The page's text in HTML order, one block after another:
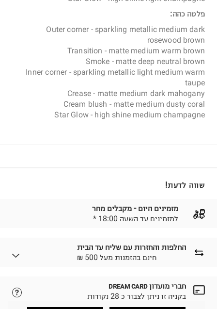
פלטה כהה:
Outer corner - sparkling metallic medium dark
rosewood brown
Transition - matte medium warm brown
Smoke - matte deep neutral brown
Inner corner - sparkling metallic light medium warm
taupe
Crease - matte medium dark mahogany
Cream blush - matte medium dusty coral
Star Glow - high shine medium champagne
שווה לדעת!
החלפות והחזרות עם שליח עד הבית
₪ חינם בהזמנות מעל 500
לבחירת בשיטת המשלוח המתאימה לכם,
הזמנתם והתחרטתם?
חברי מועדון DREAM CARD
בקניה זו ניתן לצבור כ 28 נקודות